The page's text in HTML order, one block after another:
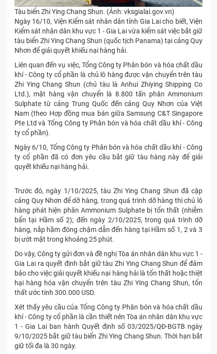
Tàu biển Zhi Ying Chang Shun. (Ảnh: vksgialai.gov.vn)
Ngày 16/10, Viện Kiểm sát nhân dân tỉnh Gia Lai cho biết, Viện
Kiểm sát nhân dân khu vực 1 - Gia Lai vừa kiểm sát việc bắt giữ
tàu biển Zhi Ying Chang Shun (quốc tịch Panama) tại cảng Quy
Nhơn để giải quyết khiếu nại hàng hải.
Liên quan đến vụ việc, Tổng Công ty Phân bón và hóa chất dầu
khí - Công ty cổ phần là chủ lô hàng được vận chuyển trên tàu
Zhi Ying Chang Shun (chủ tàu là Anhui Zhiying Shipping Co
Ltd.), mặt hàng vận chuyển là 8.800 tấn phân Ammonium
Sulphate từ cảng Trung Quốc đến cảng Quy Nhơn của Việt
Nam (theo Hợp đồng mua bán giữa Samsung C&T Singapore
Pte Ltd và Tổng Công ty Phân bón và hóa chất dầu khí - Công
ty cổ phần).
Ngày 6/10, Tổng Công ty Phân bón và hóa chất dầu khí - Công
ty cổ phần đã có đơn yêu cầu bắt giữ tàu hàng này để giải
quyết khiếu nại hàng hải.
Trước đó, ngày 1/10/2025, tàu Zhi Ying Chang Shun đã cập
cảng Quy Nhơn để dỡ hàng, trong quá trình dỡ hàng thì chủ lô
hàng phát hiện phân Ammonium Sulphate bị tổn thất (nhiễm
bẩn tại Hầm số 2); đến ngày 2/10/2025, trong quá trình dỡ
hàng, nắp hầm đóng chậm dẫn đến hàng tại Hầm số 1, 2 và 3
bị ướt mặt trong khoảng 25 phút.
Do vậy, Công ty gửi đơn và đề nghị Tòa án nhân dân khu vực 1 -
Gia Lai ra quyết định bắt giữ tàu Zhi Ying Chang Shun để đảm
bảo cho việc giải quyết khiếu nại hàng hải là tổn thất hoặc thiệt
hại hàng hóa vận chuyển trên tàu Zhi Ying Chang Shun, tổn
thất ước tính 300.000 USD.
Xét thấy yêu cầu của Tổng Công ty Phân bón và hóa chất dầu
khí - Công ty cổ phần là cần thiết nên Tòa án nhân dân khu vực
1 - Gia Lai ban hành Quyết định số 03/2025/QĐ-BGTB ngày
9/10/2025 bắt giữ tàu biển Zhi Ying Chang Shun. Thời hạn bắt
giữ tối đa là 30 ngày.